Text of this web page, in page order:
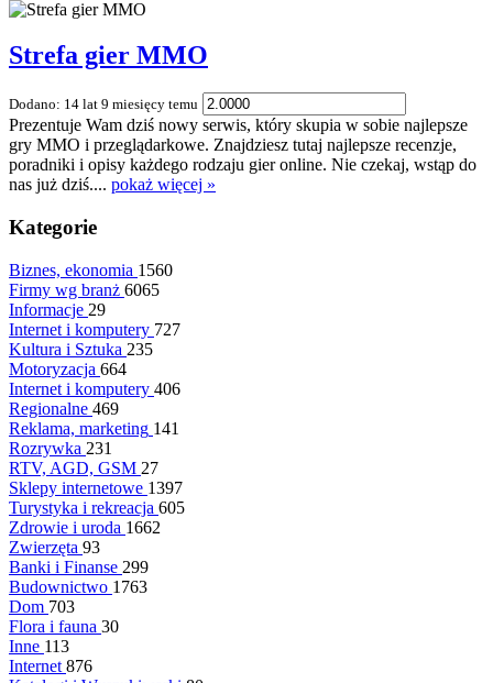
Strefa gier MMO
Dodano: 14 lat 9 miesięcy temu
Prezentuje Wam dziś nowy serwis, który skupia w sobie najlepsze
gry MMO i przeglądarkowe. Znajdziesz tutaj najlepsze recenzje,
poradniki i opisy każdego rodzaju gier online. Nie czekaj, wstąp do
nas już dziś.... pokaż więcej »
Kategorie
Biznes, ekonomia 1560
Firmy wg branż 6065
Informacje 29
Internet i komputery 727
Kultura i Sztuka 235
Motoryzacja 664
Internet i komputery 406
Regionalne 469
Reklama, marketing 141
Rozrywka 231
RTV, AGD, GSM 27
Sklepy internetowe 1397
Turystyka i rekreacja 605
Zdrowie i uroda 1662
Zwierzęta 93
Banki i Finanse 299
Budownictwo 1763
Dom 703
Flora i fauna 30
Inne 113
Internet 876